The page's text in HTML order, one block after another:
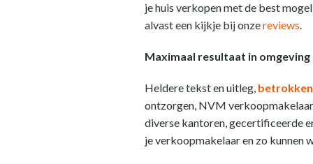
je huis verkopen met de best
alvast een kijkje bij onzereviews.
Maximaal resultaat in omgeving
Heldere tekst en uitleg,
ontzorgen, NVM
diverse kantoren, gecertificeerde
je verkoopmakelaar en zo kunnen